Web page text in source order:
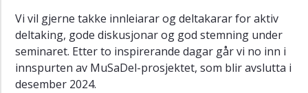
Utdanningsprosjekt
Publikasjonar
Nyhende
Vi vil gjerne takke innleiarar og deltakarar for aktiv
deltaking, gode diskusjonar og god stemning under
seminaret. Etter to inspirerande dagar går vi no inn i
innspurten av MuSaDel-prosjektet, som blir avslutta i
desember 2024.